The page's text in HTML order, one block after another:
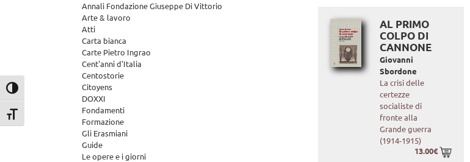
Attiva/disattiva alto contrasto
Attiva/disattiva dimensione testo
Annali Fondazione Giuseppe Di Vittorio
Arte & lavoro
Atti
Carta bianca
Carte Pietro Ingrao
Cent'anni d'Italia
Centostorie
Citoyens
DOXXI
Fondamenti
Formazione
Gli Erasmiani
Guide
Le opere e i giorni
AL PRIMO
COLPO DI
CANNONE
Giovanni
Sbordone
La crisi delle
certezze
socialiste di
fronte alla
Grande guerra
(1914-1915)
13.00€